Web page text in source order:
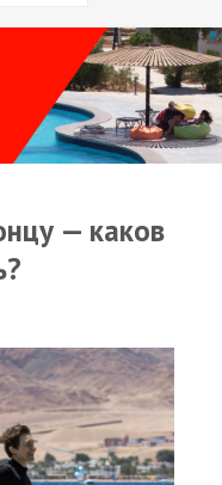
Синай — каков